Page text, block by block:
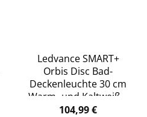
Ledvance SMART+
Orbis Disc Bad-
Deckenleuchte 30 cm
Warm- und Kaltweiß –
silber
104,99€